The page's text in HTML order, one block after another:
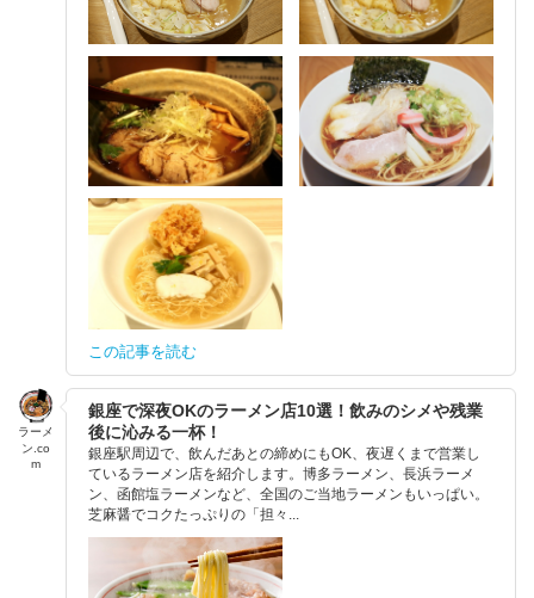
この記事を読む
ラーメ
ン.co
m
銀座で深夜OKのラーメン店10選！飲みのシメや残業
後に沁みる一杯！
銀座駅周辺で、飲んだあとの締めにもOK、夜遅くまで営業し
ているラーメン店を紹介します。博多ラーメン、長浜ラーメ
ン、函館塩ラーメンなど、全国のご当地ラーメンもいっぱい。
芝麻醤でコクたっぷりの「担々...